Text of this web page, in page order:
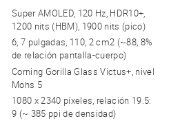
Super AMOLED, 120 Hz, HDR10+,
1200 nits (HBM), 1900 nits (pico)
6, 7 pulgadas, 110, 2 cm2 (~88, 8%
de relación pantalla-cuerpo)
Corning Gorilla Glass Victus+, nivel
Mohs 5
1080 x 2340 píxeles, relación 19.5:
9 (~ 385 ppi de densidad)